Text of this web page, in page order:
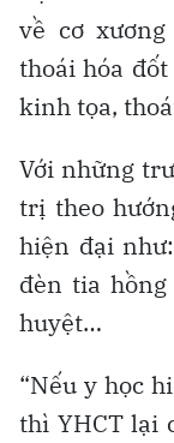
về cơ
thoái hóa
kinh tọa,
Với những
trị theo
hiện đại
đèn tia
huyệt…
“Nếu y học
thì YHCT lại